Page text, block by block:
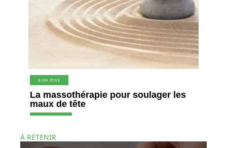
BIEN-ÊTRE
La massothérapie pour soulager les
maux de tête
À RETENIR